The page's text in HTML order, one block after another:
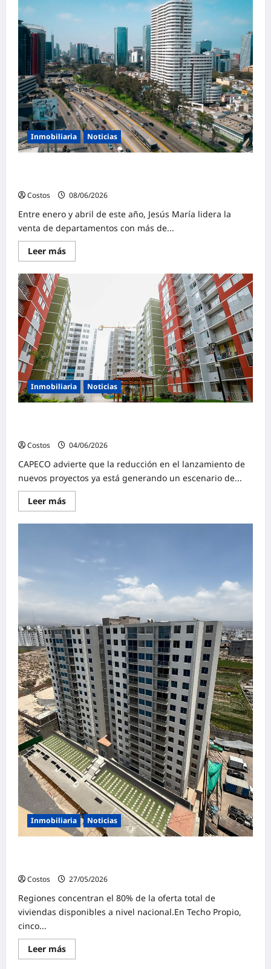
Inmobiliaria Noticias
Costos
08/06/2026
Entre enero y abril de este año, Jesús María lidera la
venta de departamentos con más de...
Leer más
Inmobiliaria Noticias
Costos
04/06/2026
CAPECO advierte que la reducción en el lanzamiento de
nuevos proyectos ya está generando un escenario de...
Leer más
Inmobiliaria Noticias
Costos
27/05/2026
Regiones concentran el 80% de la oferta total de
viviendas disponibles a nivel nacional.En Techo Propio,
cinco...
Leer más